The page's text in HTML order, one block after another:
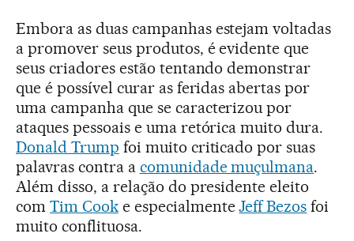
Embora as duas campanhas estejam voltadas
a promover seus produtos, é evidente que
seus criadores estão tentando demonstrar
que é possível curar as feridas abertas por
uma campanha que se caracterizou por
ataques pessoais e uma retórica muito dura.
Donald Trump foi muito criticado por suas
palavras contra a comunidade muçulmana.
Além disso, a relação do presidente eleito
com Tim Cooke especialmenteJeff Bezos foi
muito conflituosa.